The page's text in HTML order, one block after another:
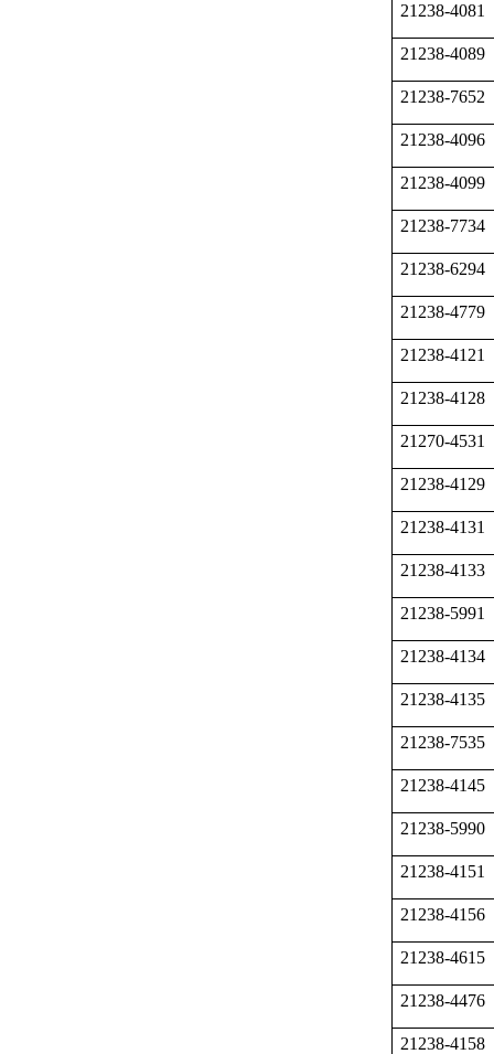
21238-4081
21238-4089
21238-7652
21238-4096
21238-4099
21238-7734
21238-6294
21238-4779
21238-4121
21238-4128
21270-4531
21238-4129
21238-4131
21238-4133
21238-5991
21238-4134
21238-4135
21238-7535
21238-4145
21238-5990
21238-4151
21238-4156
21238-4615
21238-4476
21238-4158